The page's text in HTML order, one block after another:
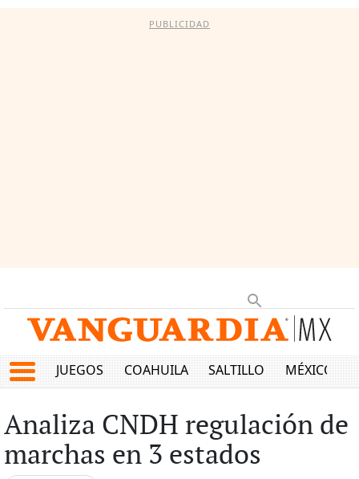
PUBLICIDAD
JUEGOS COAHUILA SALTILLO MÉXICO
Analiza CNDH regulación de
marchas en 3 estados